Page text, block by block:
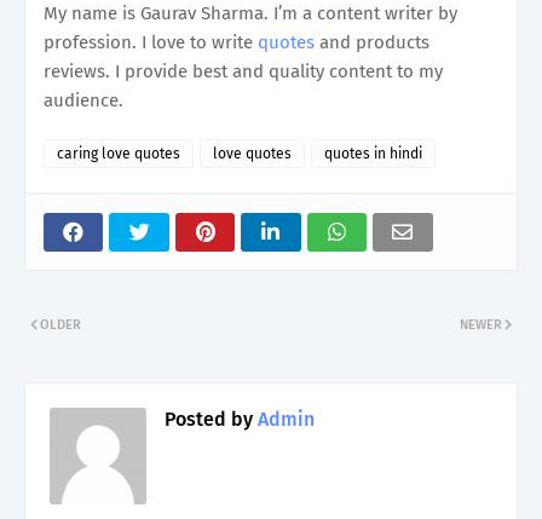
My name is Gaurav Sharma. I’m a content writer by
profession. I love to write quotes and products
reviews. I provide best and quality content to my
audience.
caring love quotes love quotes quotes in hindi
NEWER
OLDER
Posted by Admin